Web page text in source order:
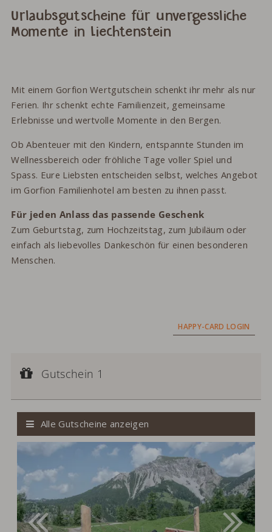
Urlaubsgutscheine für unvergessliche
Momente in Liechtenstein
Mit einem Gorfion Wertgutschein schenkt ihr mehr als nur
Ferien. Ihr schenkt echte Familienzeit, gemeinsame
Erlebnisse und wertvolle Momente in den Bergen.
Ob Abenteuer mit den Kindern, entspannte Stunden im
Wellnessbereich oder fröhliche Tage voller Spiel und
Spass. Eure Liebsten entscheiden selbst, welches Angebot
im Gorfion Familienhotel am besten zu ihnen passt.
Für jeden Anlass das passende Geschenk
Zum Geburtstag, zum Hochzeitstag, zum Jubiläum oder
einfach als liebevolles Dankeschön für einen besonderen
Menschen.
HAPPY-CARD LOGIN
Gutscheinwert:
Gutschein 1
Alle Gutscheine anzeigen